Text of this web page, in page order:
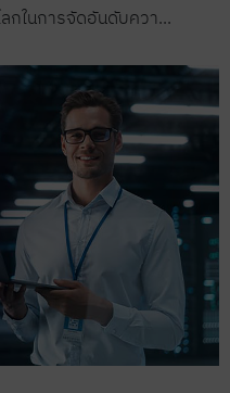
กในการจัดอันดับควา...